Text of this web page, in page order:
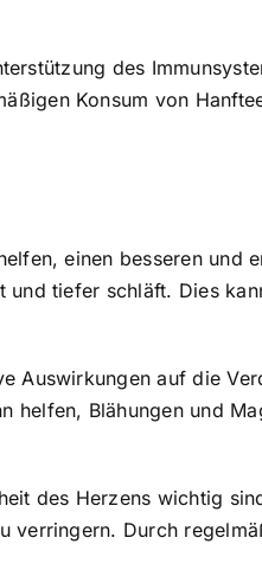
des
Konsum von
einen besseren und
tiefer schläft. Dies
Auswirkungen auf die
Blähungen und
des Herzens wichtig
Durch